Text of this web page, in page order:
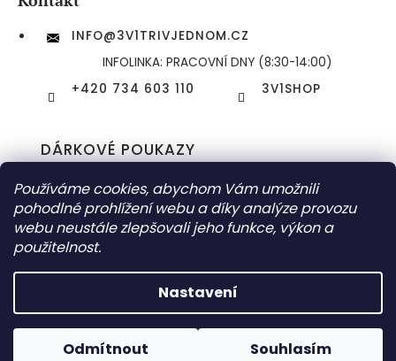
Používáme cookies, abychom Vám umožnili
pohodlné prohlížení webu a díky analýze provozu
webu neustále zlepšovali jeho funkce, výkon a
použitelnost.
Nastavení
Odmítnout Souhlasím
Slevové kódy nelze slučovat, lze použít na jednu
INFO@3V1TRIVJEDNOM.CZ
INFOLINKA: PRACOVNÍ DNY (8:30-14:00)
+420 734 603 110
3V1SHOP
DÁRKOVÉ POUKAZY
DORUČOVÁNÍ ZÁSILEK
COPYRIGHT 2026
VYTVOŘIL SHOPTET | DESIGNTOMÁŠ HLAD